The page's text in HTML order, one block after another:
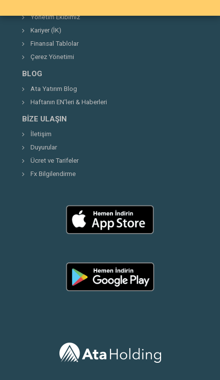
Yönetim Ekibimiz
Kariyer (İK)
Finansal Tablolar
Çerez Yönetimi
BLOG
Ata Yatırım Blog
Haftanın EN'leri & Haberleri
BIZE ULAŞIN
İletişim
Duyurular
Ücret ve Tarifeler
Fx Bilgilendirme